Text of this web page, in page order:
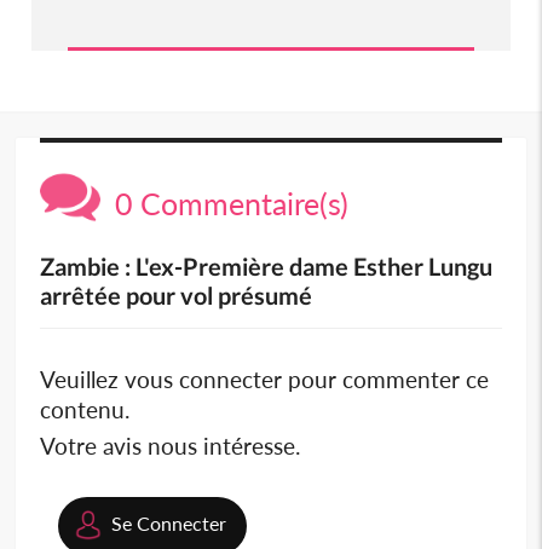
0 Commentaire(s)
Zambie : L'ex-Première dame Esther Lungu
arrêtée pour vol présumé
Veuillez vous connecter pour commenter ce
contenu.
Votre avis nous intéresse.
Se Connecter